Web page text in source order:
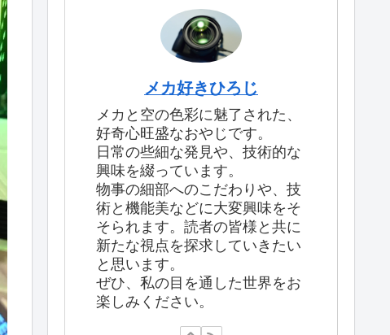
メカ好きひろじ
メカと空の色彩に魅了された、
好奇心旺盛なおやじです。
日常の些細な発見や、技術的な
興味を綴っています。
物事の細部へのこだわりや、技
術と機能美などに大変興味をそ
そられます。読者の皆様と共に
新たな視点を探求していきたい
と思います。
ぜひ、私の目を通した世界をお
楽しみください。